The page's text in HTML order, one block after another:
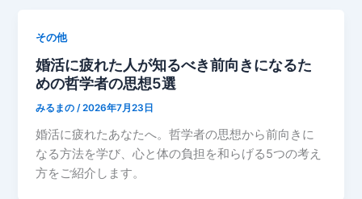
その他
婚活に疲れた人が知るべき前向きになるた
めの哲学者の思想5選
みるまの/2026年7月23日
婚活に疲れたあなたへ。哲学者の思想から前向きに
なる方法を学び、心と体の負担を和らげる5つの考え
方をご紹介します。